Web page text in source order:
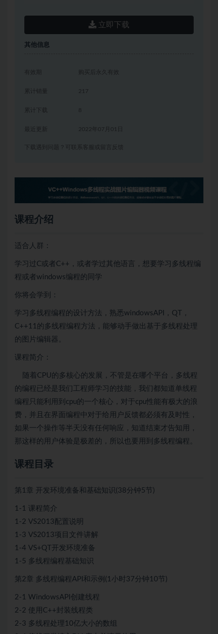
立即下载
其他信息
有效期 购买后永久有效
累计销量 217
累计下载 8
2022年07月01日
下载遇到问题？可联系客服或留言反馈
课程介绍
适合人群：
学习过C或者C++，或者学过其他语言，想要学习多线程编
程或者windows编程的同学
你将会学到：
学习多线程编程的设计方法，熟悉windowsAPI，QT，
C++11的多线程编程方法，能够动手做出基于多线程处理
的图片编辑器。
课程简介：
随着CPU的多核心的发展，不管是在哪个平台，多线程
的编程已经是我们工程师学习的技能，我们都知道单线程
编程只能利用到cpu的一个核心，对于cpu性能有极大的浪
费，并且在界面编程中对于给用户反馈都必须有及时性，
如果一个操作等半天没有任何响应，知道结束才告知用，
那这样的用户体验是极差的，所以也要用到多线程编程。
课程目录
第1章 开发环境准备和基础知识(38分钟5节)
1-1 课程简介
1-2 VS2013配置说明
1-3 VS2013项目文件讲解
1-4 VS+QT开发环境准备
1-5 多线程编程基础知识
第2章 多线程编程API和示例(1小时37分钟10节)
2-1 WindowsAPI创建线程
2-2 使用C++封装线程类
2-3 多线程处理10亿大小的数组